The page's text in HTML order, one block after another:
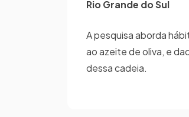
Rio Grande do Sul
A pesquisa aborda
ao azeite de oliva, e
dessa cadeia.